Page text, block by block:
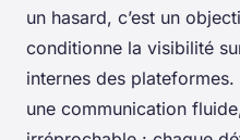
un hasard, c’est un
conditionne la visibilité
internes des
une communication